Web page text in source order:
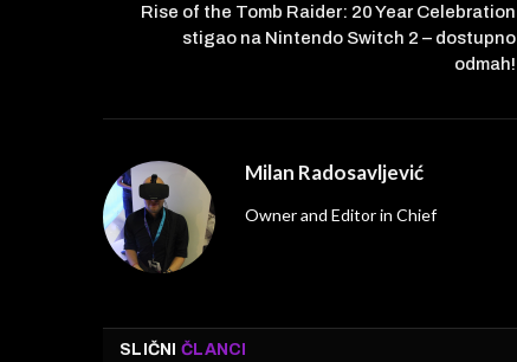
Rise of the Tomb Raider: 20 Year Celebration
stigao na Nintendo Switch 2 – dostupno
odmah!
Milan Radosavljević
Owner and Editor in Chief
SLIČNI ČLANCI